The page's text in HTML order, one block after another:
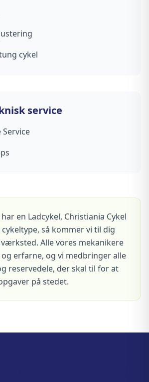
cykel
service
Service
en Ladcykel, Christiania Cykel
så kommer vi til dig
Alle vores mekanikere
erfarne, og vi medbringer alle
reservedele, der skal til for at
på stedet.